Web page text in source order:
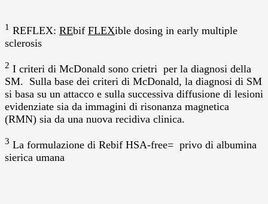
1 REFLEX: REbif FLEXible dosing in early multiple
sclerosis
2 I criteri di McDonald sono crietri per la diagnosi della
SM. Sulla base dei criteri di McDonald, la diagnosi di SM
si basa su un attacco e sulla successiva diffusione di lesioni
evidenziate sia da immagini di risonanza magnetica
(RMN) sia da una nuova recidiva clinica.
3 La formulazione di Rebif HSA-free= privo di albumina
sierica umana